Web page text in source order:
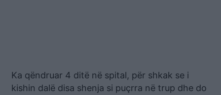
Ka qëndruar 4 ditë në spital, për shkak se i
kishin dalë disa shenja si puçrra në trup dhe do